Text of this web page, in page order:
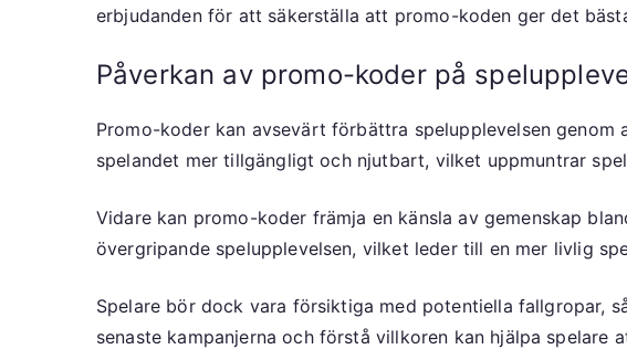
erbjudanden för att säkerställa att promo-koden ger det
Påverkan av promo-koder på
Promo-koder kan avsevärt förbättra spelupplevelsen
spelandet mer tillgängligt och njutbart, vilket uppmuntrar
Vidare kan promo-koder främja en känsla av gemenskap
övergripande spelupplevelsen, vilket leder till en mer livlig
Spelare bör dock vara försiktiga med potentiella fallgropar,
senaste kampanjerna och förstå villkoren kan hjälpa